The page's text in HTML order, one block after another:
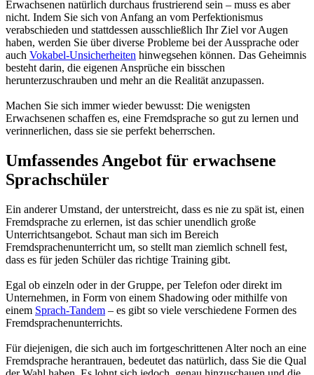
Erwachsenen natürlich durchaus frustrierend sein – muss es aber
nicht. Indem Sie sich von Anfang an vom Perfektionismus
verabschieden und stattdessen ausschließlich Ihr Ziel vor Augen
haben, werden Sie über diverse Probleme bei der Aussprache oder
auch Vokabel-Unsicherheiten hinwegsehen können. Das Geheimnis
besteht darin, die eigenen Ansprüche ein bisschen
herunterzuschrauben und mehr an die Realität anzupassen.
Machen Sie sich immer wieder bewusst: Die wenigsten
Erwachsenen schaffen es, eine Fremdsprache so gut zu lernen und
verinnerlichen, dass sie sie perfekt beherrschen.
Umfassendes Angebot für erwachsene
Sprachschüler
Ein anderer Umstand, der unterstreicht, dass es nie zu spät ist, einen
Fremdsprache zu erlernen, ist das schier unendlich große
Unterrichtsangebot. Schaut man sich im Bereich
Fremdsprachenunterricht um, so stellt man ziemlich schnell fest,
dass es für jeden Schüler das richtige Training gibt.
Egal ob einzeln oder in der Gruppe, per Telefon oder direkt im
Unternehmen, in Form von einem Shadowing oder mithilfe von
einem Sprach-Tandem – es gibt so viele verschiedene Formen des
Fremdsprachenunterrichts.
Für diejenigen, die sich auch im fortgeschrittenen Alter noch an eine
Fremdsprache herantrauen, bedeutet das natürlich, dass Sie die Qual